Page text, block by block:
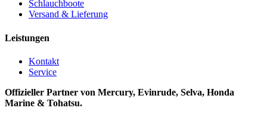
Schlauchboote
Versand & Lieferung
Leistungen
Kontakt
Service
Offizieller Partner von Mercury, Evinrude, Selva, Honda
Marine & Tohatsu.